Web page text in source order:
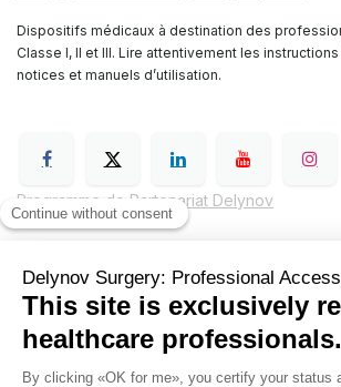
Dispositifs médicaux à destination des
Classe I, II et III. Lire attentivement les
notices et manuels d’utilisation.
Programme de Partenariat Delynov
Conditions générales de vente (CGV)
Mentions légales
Politique de confidentialité de Delynov